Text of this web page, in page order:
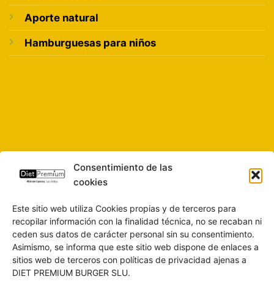
Consentimiento de las
cookies
Este sitio web utiliza Cookies propias y de terceros para
recopilar información con la finalidad técnica, no se recaban ni
ceden sus datos de carácter personal sin su consentimiento.
Asimismo, se informa que este sitio web dispone de enlaces a
sitios web de terceros con políticas de privacidad ajenas a
DIET PREMIUM BURGER SLU.
Aporte natural
Hamburguesas para niños